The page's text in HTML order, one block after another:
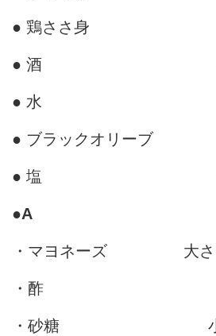
● 鶏ささ身
● 酒
● 水
● ブラックオリーブ
● 塩
●A
・マヨネーズ 大
・酢
・砂糖